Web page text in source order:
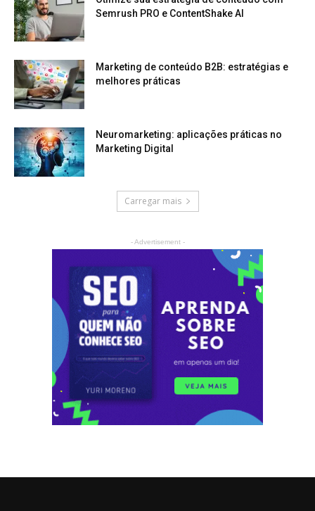
Semrush PRO e ContentShake AI
Marketing de conteúdo B2B: estratégias e
melhores práticas
Neuromarketing: aplicações práticas no
Marketing Digital
Carregar mais
- Advertisement -